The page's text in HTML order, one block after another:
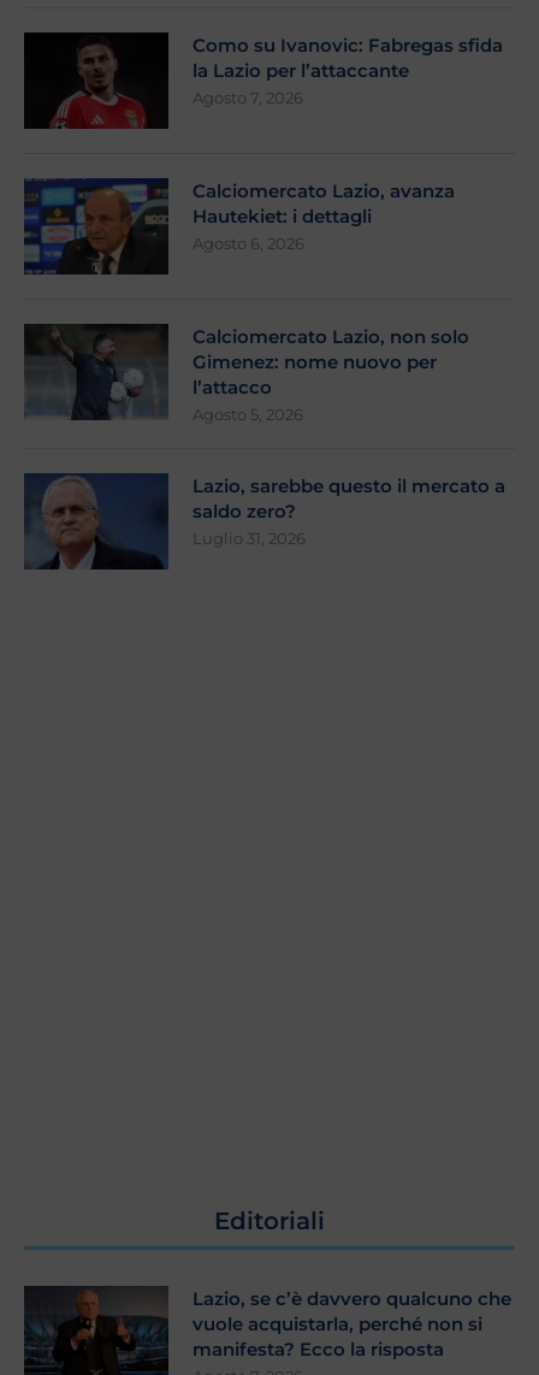
Como su Ivanovic: Fabregas sfida
la Lazio per l’attaccante
Agosto 7, 2026
Calciomercato Lazio, avanza
Hautekiet: i dettagli
Agosto 6, 2026
Calciomercato Lazio, non solo
Gimenez: nome nuovo per
l’attacco
Agosto 5, 2026
Lazio, sarebbe questo il mercato a
saldo zero?
Luglio 31, 2026
Editoriali
Lazio, se c’è davvero qualcuno che
vuole acquistarla, perché non si
manifesta? Ecco la risposta